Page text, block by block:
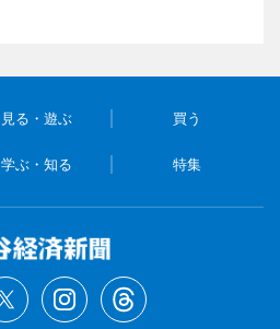
見る・遊ぶ 買う
学ぶ・知る 特集